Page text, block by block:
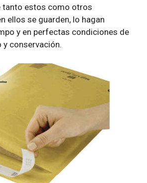
tanto estos como otros
ellos se guarden, lo hagan
y en perfectas condiciones de
conservación.